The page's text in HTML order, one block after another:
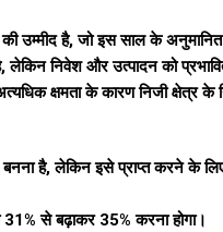
उम्मीद है, जो इस साल के अनुमानित
लेकिन निवेश और उत्पादन को
क्षमता के कारण निजी क्षेत्र के
है, लेकिन इसे प्राप्त करने के
31% से बढ़ाकर 35% करना होगा।